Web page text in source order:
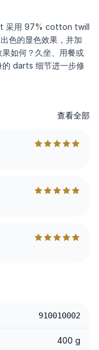
采用 97% cotton twill
色的显色效果，并加
如何？久坐、用餐或
的 darts 细节进一步修
早到晚都保持干净利
落有型。
妙隐藏于腰头内侧；
修饰臀胯与后臀线
查看全部
910010002
400 g